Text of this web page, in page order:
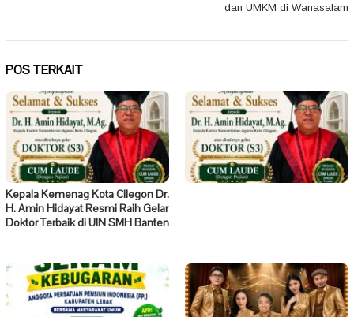
dan UMKM di Wanasalam
POS TERKAIT
Kepala Kemenag Kota Cilegon Dr.
H. Amin Hidayat Resmi Raih Gelar
Doktor Terbaik di UIN SMH Banten